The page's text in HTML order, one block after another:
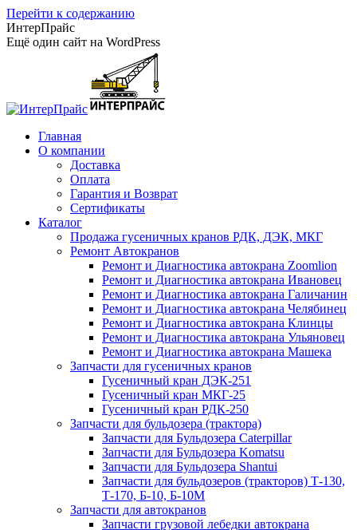
Перейти к содержанию
ИнтерПрайс
Ещё один сайт на WordPress
Главная
О компании
Доставка
Оплата
Гарантия и Возврат
Сертификаты
Каталог
Продажа гусеничных кранов РДК, ДЭК, МКГ
Ремонт Автокранов
Ремонт и Диагностика автокрана Zoomlion
Ремонт и Диагностика автокрана Ивановец
Ремонт и Диагностика автокрана Галичанин
Ремонт и Диагностика автокрана Челябинец
Ремонт и Диагностика автокрана Клинцы
Ремонт и Диагностика автокрана Ульяновец
Ремонт и Диагностика автокрана Машека
Запчасти для гусеничных кранов
Гусеничный кран ДЭК-251
Гусеничный кран МКГ-25
Гусеничный кран РДК-250
Запчасти для бульдозера (трактора)
Запчасти для Бульдозера Caterpillar
Запчасти для Бульдозера Komatsu
Запчасти для Бульдозера Shantui
Запчасти для бульдозеров (тракторов) Т-130,
Т-170, Б-10, Б-10М
Запчасти для автокранов
Запчасти грузовой лебедки автокрана